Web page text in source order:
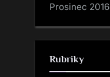
Prosinec 2016
Rubriky